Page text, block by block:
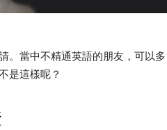
。當中不精通英語的朋友，可以多
是這樣呢？